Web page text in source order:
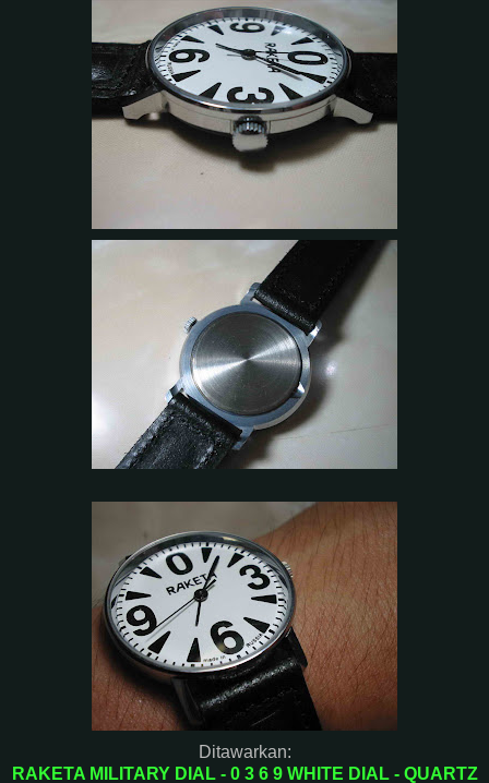
Ditawarkan:
RAKETA MILITARY DIAL - 0 3 6 9 WHITE DIAL - QUARTZ